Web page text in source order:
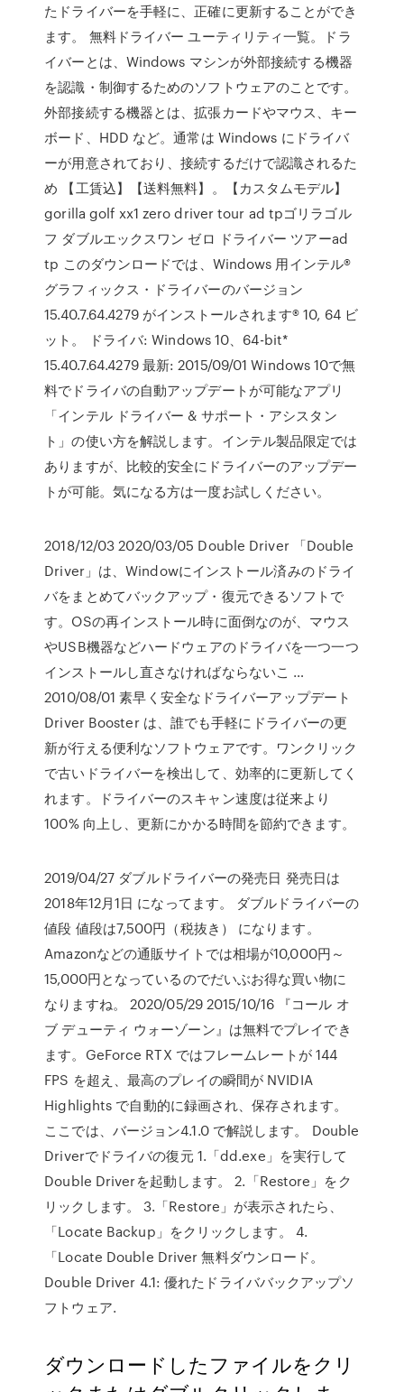
たドライバーを手軽に、正確に更新することができ
ます。 無料ドライバー ユーティリティ一覧。ドラ
イバーとは、Windows マシンが外部接続する機器
を認識・制御するためのソフトウェアのことです。
外部接続する機器とは、拡張カードやマウス、キー
ボード、HDD など。通常は Windows にドライバ
ーが用意されており、接続するだけで認識されるた
め 【工賃込】【送料無料】。【カスタムモデル】
gorilla golf xx1 zero driver tour ad tpゴリラゴル
フ ダブルエックスワン ゼロ ドライバー ツアーad
tp このダウンロードでは、Windows 用インテル®
グラフィックス・ドライバーのバージョン
15.40.7.64.4279 がインストールされます® 10, 64 ビ
ット。 ドライバ: Windows 10、64-bit*
15.40.7.64.4279 最新: 2015/09/01 Windows 10で無
料でドライバの自動アップデートが可能なアプリ
「インテル ドライバー & サポート・アシスタン
ト」の使い方を解説します。インテル製品限定では
ありますが、比較的安全にドライバーのアップデー
トが可能。気になる方は一度お試しください。
2018/12/03 2020/03/05 Double Driver 「Double
Driver」は、Windowにインストール済みのドライ
バをまとめてバックアップ・復元できるソフトで
す。OSの再インストール時に面倒なのが、マウス
やUSB機器などハードウェアのドライバを一つ一つ
インストールし直さなければならないこ …
2010/08/01 素早く安全なドライバーアップデート
Driver Booster は、誰でも手軽にドライバーの更
新が行える便利なソフトウェアです。ワンクリック
で古いドライバーを検出して、効率的に更新してく
れます。ドライバーのスキャン速度は従来より
100% 向上し、更新にかかる時間を節約できます。
2019/04/27 ダブルドライバーの発売日 発売日は
2018年12月1日 になってます。 ダブルドライバーの
値段 値段は7,500円（税抜き） になります。
Amazonなどの通販サイトでは相場が10,000円～
15,000円となっているのでだいぶお得な買い物に
なりますね。 2020/05/29 2015/10/16 『コール オ
ブ デューティ ウォーゾーン』は無料でプレイでき
ます。GeForce RTX ではフレームレートが 144
FPS を超え、最高のプレイの瞬間が NVIDIA
Highlights で自動的に録画され、保存されます。
ここでは、バージョン4.1.0 で解説します。 Double
Driverでドライバの復元 1.「dd.exe」を実行して
Double Driverを起動します。 2.「Restore」をク
リックします。 3.「Restore」が表示されたら、
「Locate Backup」をクリックします。 4.
「Locate Double Driver 無料ダウンロード。
Double Driver 4.1: 優れたドライババックアップソ
フトウェア.
ダウンロードしたファイルをクリ